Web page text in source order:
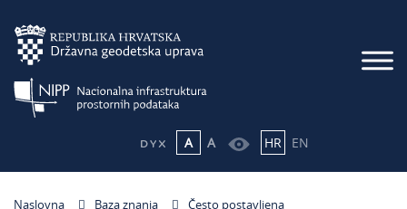
A A HR EN
Naslovna Baza znanja
Često postavljena